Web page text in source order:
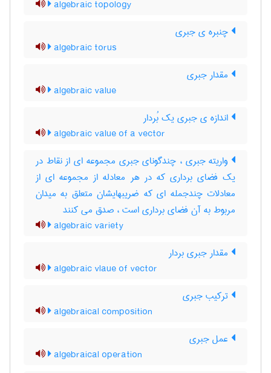
algebraic topology
چنبره ی جبری
algebraic torus
مقدار جبری
algebraic value
اندازه ی جبری یک بُردار
algebraic value of a vector
واریته جبری ، چندگونای جبری مجموعه ای از نقاط در
یک فضای برداری که در هر معادله از مجموعه ای از
معادلات چندجمله ای که ضریبهایشان متعلق به میدان
مربوط به آن فضای برداری است ، صدق می کنند
algebraic variety
مقدار جبری بردار
algebraic vlaue of vector
ترکیب جبری
algebraical composition
عمل جبری
algebraical operation